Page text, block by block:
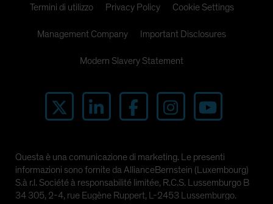
Termini di utilizzo Privacy Policy Cookie Settings
Management Company Important Disclosures
Modern Slavery Statement
Questa è una comunicazione di marketing. Le presenti
informazioni sono fornite da AllianceBernstein (Luxembourg)
S.à r.l. Société à responsabilité limitée, R.C.S. Lussemburgo B
34 305, 2-4, rue Eugène Ruppert, L-2453 Lussemburgo.